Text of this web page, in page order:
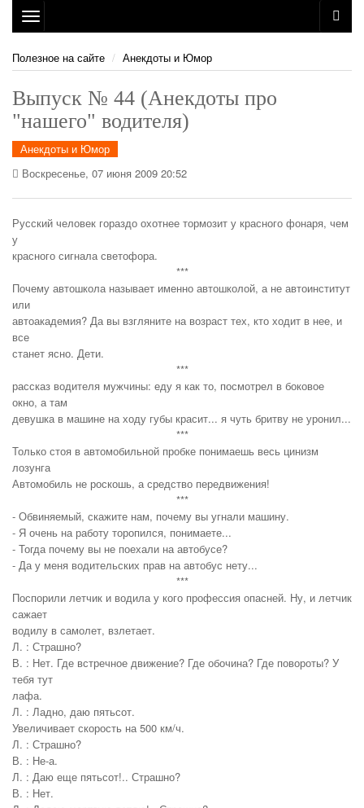
Toggle
navigation
Полезное на сайте
Анекдоты и Юмор
Выпуск № 44 (Анекдоты про
"нашего" водителя)
Анекдоты и Юмор
Воскресенье, 07 июня 2009 20:52
Русский человек гораздо охотнее тормозит у красного фонаря, чем
у
красного сигнала светофора.
***
Почему автошкола называет именно автошколой, а не автоинститут
или
автоакадемия? Да вы взгляните на возраст тех, кто ходит в нее, и
все
станет ясно. Дети.
***
рассказ водителя мужчины: еду я как то, посмотрел в боковое
окно, а там
девушка в машине на ходу губы красит... я чуть бритву не уронил...
***
Только стоя в автомобильной пробке понимаешь весь цинизм
лозунга
Автомобиль не роскошь, а средство передвижения!
***
- Обвиняемый, скажите нам, почему вы угнали машину.
- Я очень на работу торопился, понимаете...
- Тогда почему вы не поехали на автобусе?
- Да у меня водительских прав на автобус нету...
***
Поспорили летчик и водила у кого профессия опасней. Ну, и летчик
сажает
водилу в самолет, взлетает.
Л. : Страшно?
В. : Нет. Где встречное движение? Где обочина? Где повороты? У
тебя тут
лафа.
Л. : Ладно, даю пятьсот.
Увеличивает скорость на 500 км/ч.
Л. : Страшно?
В. : Не-а.
Л. : Даю еще пятьсот!.. Страшно?
В. : Нет.